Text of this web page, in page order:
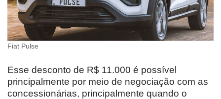
Fiat Pulse
Esse desconto de R$ 11.000 é possível
principalmente por meio de negociação com as
concessionárias, principalmente quando o